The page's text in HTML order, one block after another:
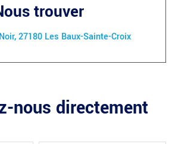
trouver
27180 Les Baux-Sainte-Croix
nous directement